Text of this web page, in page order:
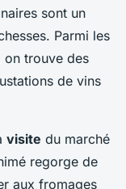
sont un
Parmi les
on trouve des
de vins
visite du marché
regorge de
aux fromages